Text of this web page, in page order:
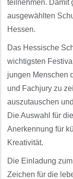
teilnehmen. Damit
ausgewählten
Hessen.
Das Hessische
wichtigsten
jungen Menschen
und Fachjury zu
auszutauschen
Die Auswahl für
Anerkennung für
Kreativität.
Die Einladung
Zeichen für die